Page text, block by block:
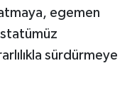
egemen
sürdürmeye